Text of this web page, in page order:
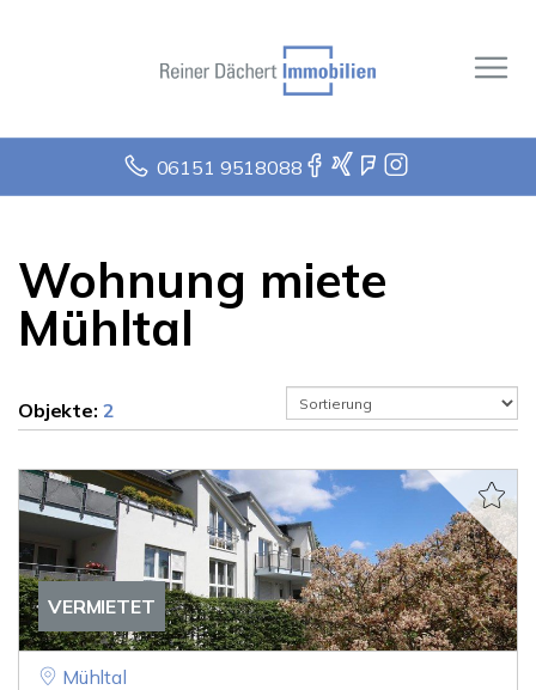
06151 9518088
Wohnung miete
Mühltal
Objekte: 2
VERMIETET
Mühltal